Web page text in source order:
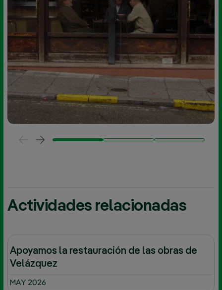
Actividades relacionadas
Apoyamos la restauración de las obras de
Velázquez
MAY 2026